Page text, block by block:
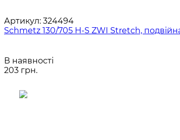
Артикул: 324494
Schmetz 130/705 H-S ZWI Stretch,
В наявності
203 грн.